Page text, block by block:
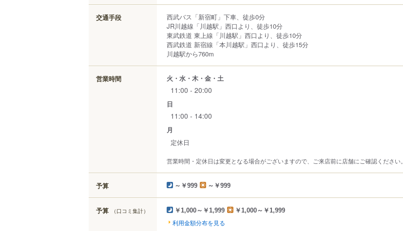
交通手段
西武バス「新宿町」下車、徒歩0分
JR川越線「川越駅」西口より、徒歩10分
東武鉄道 東上線「川越駅」西口より、徒歩10分
西武鉄道 新宿線「本川越駅」西口より、徒歩15分
川越駅から760m
営業時間 火・水・木・金・土
11:00 - 20:00
日
11:00 - 14:00
月
定休日
営業時間・定休日は変更となる場合がございますので、ご来店前に店舗にご確認ください。
予算 ～￥999 ～￥999
予算 （口コミ集計） ￥1,000～￥1,999 ￥1,000～￥1,999
利用金額分布を見る